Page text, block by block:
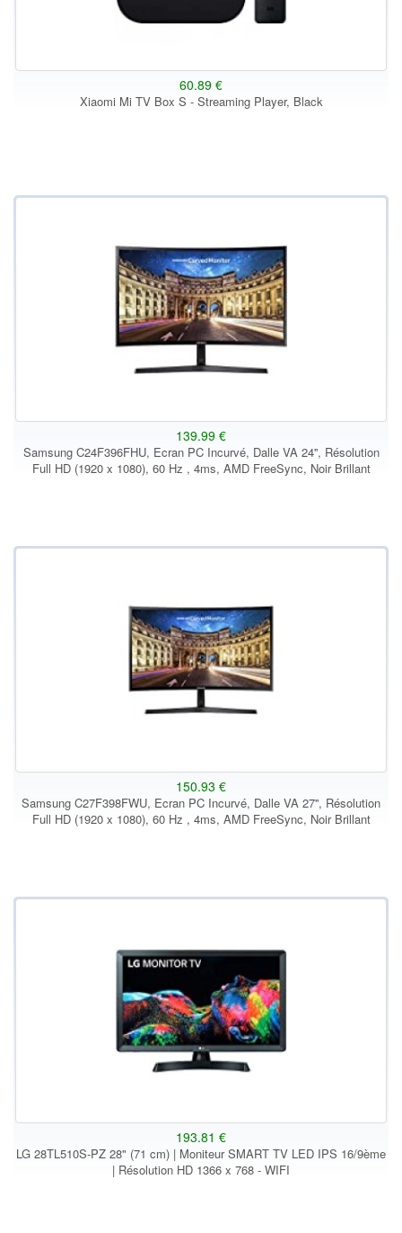
60.89 €
Xiaomi Mi TV Box S - Streaming Player, Black
139.99 €
Samsung C24F396FHU, Ecran PC Incurvé, Dalle VA 24'', Résolution
Full HD (1920 x 1080), 60 Hz , 4ms, AMD FreeSync, Noir Brillant
150.93 €
Samsung C27F398FWU, Ecran PC Incurvé, Dalle VA 27'', Résolution
Full HD (1920 x 1080), 60 Hz , 4ms, AMD FreeSync, Noir Brillant
193.81 €
LG 28TL510S-PZ 28" (71 cm) | Moniteur SMART TV LED IPS 16/9ème
| Résolution HD 1366 x 768 - WIFI